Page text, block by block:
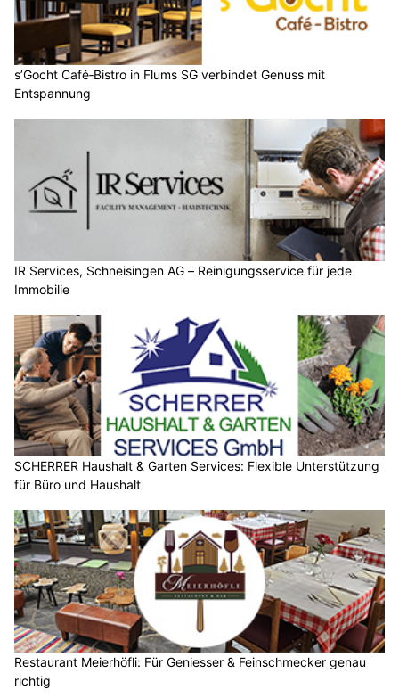
s’Gocht Café‑Bistro in Flums SG verbindet Genuss mit
Entspannung
IR Services, Schneisingen AG – Reinigungsservice für jede
Immobilie
SCHERRER Haushalt & Garten Services: Flexible Unterstützung
für Büro und Haushalt
Restaurant Meierhöfli: Für Geniesser & Feinschmecker genau
richtig